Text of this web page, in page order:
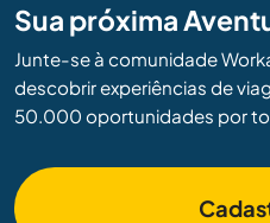
Sua próxima
Junte-se à comunidade
descobrir experiências de
50.000 oportunidades por